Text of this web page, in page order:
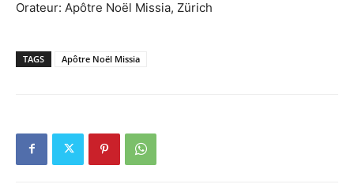
Orateur: Apôtre Noël Missia, Zürich
TAGS Apôtre Noël Missia